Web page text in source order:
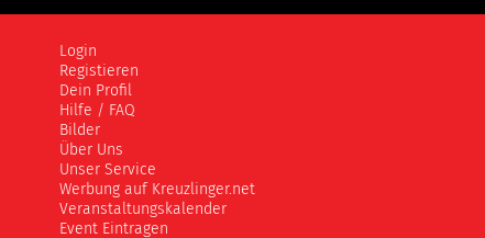
Login
Registieren
Dein Profil
Hilfe / FAQ
Bilder
Über Uns
Unser Service
Werbung auf Kreuzlinger.net
Veranstaltungskalender
Event Eintragen